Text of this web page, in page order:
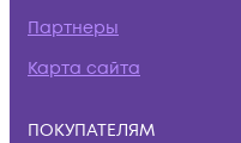
Партнеры
Карта сайта
ПОКУПАТЕЛЯМ